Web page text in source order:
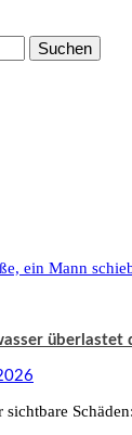
überlastet